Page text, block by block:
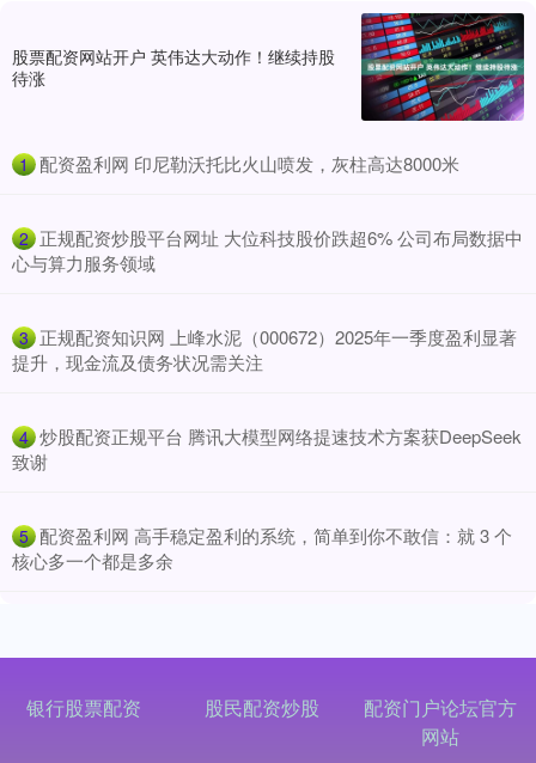
股票配资网站开户 英伟达大动作！继续持股
待涨
1 ​配资盈利网 印尼勒沃托比火山喷发，灰柱高达8000米
2 ​正规配资炒股平台网址 大位科技股价跌超6% 公司布局数据中
心与算力服务领域
3 ​正规配资知识网 上峰水泥（000672）2025年一季度盈利显著
提升，现金流及债务状况需关注
4 ​炒股配资正规平台 腾讯大模型网络提速技术方案获DeepSeek
致谢
5 ​配资盈利网 高手稳定盈利的系统，简单到你不敢信：就 3 个
核心多一个都是多余
银行股票配资 股民配资炒股
配资门户论坛官方
网站